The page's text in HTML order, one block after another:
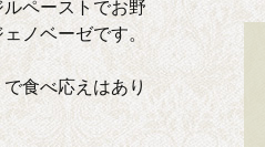
ペーストでお野
ノベーゼです。
食べ応えはあり